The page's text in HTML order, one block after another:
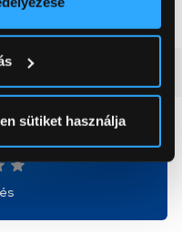
aRészletek
vagy visszavonhatja a
tárol a rendszer. A
alkalmasak,
Az oldal
sütiket használja